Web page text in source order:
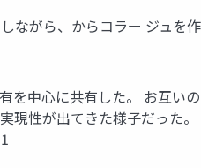
ながら、からコラー ジュ
中心に共有した。 お互いの
現性が出てきた様子だった